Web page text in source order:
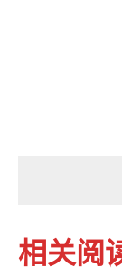
相关阅